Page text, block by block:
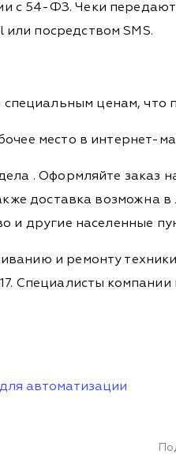
с 54-ФЗ. Чеки
посредством SMS.
ценам, что
место в интернет-
. Оформляйте заказ
доставка возможна
и другие населенные
и ремонту
Специалисты
автоматизации